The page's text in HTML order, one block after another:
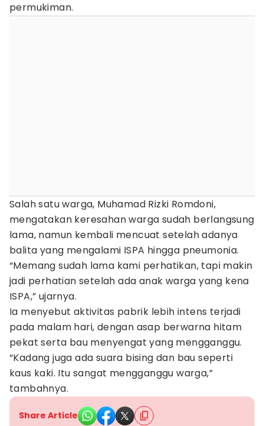
permukiman.
Salah satu warga, Muhamad Rizki Romdoni,
mengatakan keresahan warga sudah berlangsung
lama, namun kembali mencuat setelah adanya
balita yang mengalami ISPA hingga pneumonia.
“Memang sudah lama kami perhatikan, tapi makin
jadi perhatian setelah ada anak warga yang kena
ISPA,” ujarnya.
Ia menyebut aktivitas pabrik lebih intens terjadi
pada malam hari, dengan asap berwarna hitam
pekat serta bau menyengat yang mengganggu.
“Kadang juga ada suara bising dan bau seperti
kaus kaki. Itu sangat mengganggu warga,”
tambahnya.
Share Article